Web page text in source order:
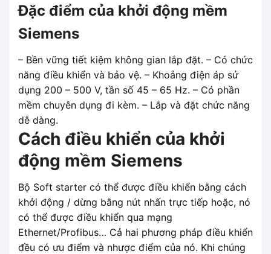
Đặc điểm của khởi động mềm
Siemens
– Bền vững tiết kiệm không gian lắp đặt. – Có chức
năng điều khiển và bảo vệ. – Khoảng điện áp sử
dụng 200 – 500 V, tần số 45 – 65 Hz. – Có phần
mềm chuyên dụng đi kèm. – Lắp và đặt chức năng
dễ dàng.
Cách điều khiển của khởi
động mềm Siemens
Bộ Soft starter có thể được điều khiển bằng cách
khởi động / dừng bằng nút nhấn trực tiếp hoặc, nó
có thể được điều khiển qua mạng
Ethernet/Profibus… Cả hai phương pháp điều khiển
đều có ưu điểm và nhược điểm của nó. Khi chúng